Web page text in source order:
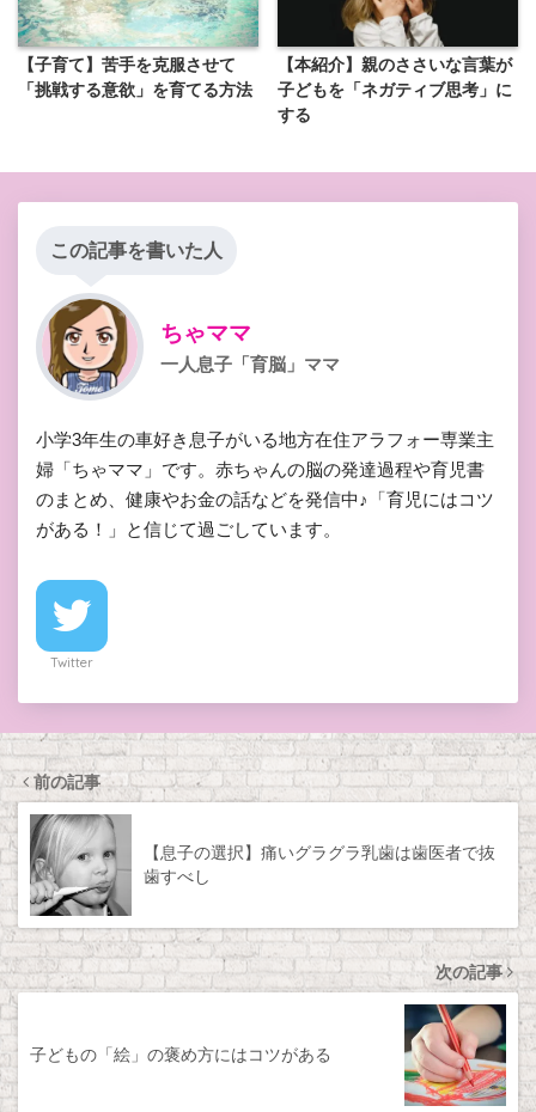
【子育て】苦手を克服させて
「挑戦する意欲」を育てる方法
【本紹介】親のささいな言葉が
子どもを「ネガティブ思考」に
する
この記事を書いた人
ちゃママ
一人息子「育脳」ママ
小学3年生の車好き息子がいる地方在住アラフォー専業主
婦「ちゃママ」です。赤ちゃんの脳の発達過程や育児書
のまとめ、健康やお金の話などを発信中♪「育児にはコツ
がある！」と信じて過ごしています。
Twitter
前の記事
【息子の選択】痛いグラグラ乳歯は歯医者で抜
歯すべし
次の記事
子どもの「絵」の褒め方にはコツがある